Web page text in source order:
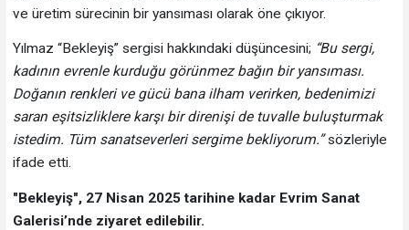
ve üretim sürecinin bir yansıması olarak öne çıkıyor.
Yılmaz “Bekleyiş” sergisi hakkındaki düşüncesini; “Bu sergi,
kadının evrenle kurduğu görünmez bağın bir yansıması.
Doğanın renkleri ve gücü bana ilham verirken, bedenimizi
saran eşitsizliklere karşı bir direnişi de tuvalle buluşturmak
istedim. Tüm sanatseverleri sergime bekliyorum.”sözleriyle
ifade etti.
"Bekleyiş", 27 Nisan 2025 tarihine kadar Evrim Sanat
Galerisi’nde ziyaret edilebilir.